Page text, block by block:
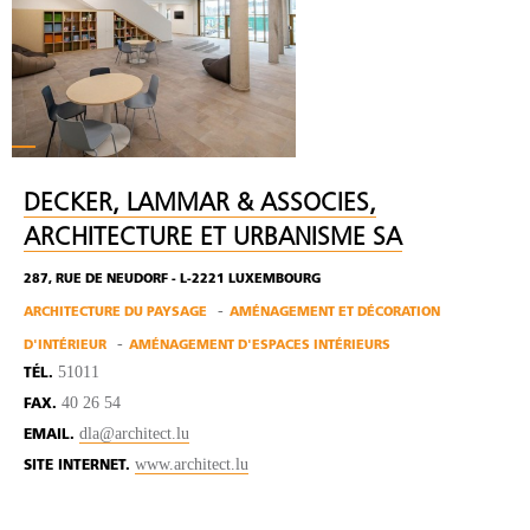
DECKER, LAMMAR & ASSOCIES,
ARCHITECTURE ET URBANISME SA
287, RUE DE NEUDORF - L-2221 LUXEMBOURG
ARCHITECTURE DU PAYSAGE AMÉNAGEMENT ET DÉCORATION
D'INTÉRIEUR AMÉNAGEMENT D'ESPACES INTÉRIEURS
TÉL. 51011
FAX. 40 26 54
EMAIL. dla@architect.lu
SITE INTERNET. www.architect.lu